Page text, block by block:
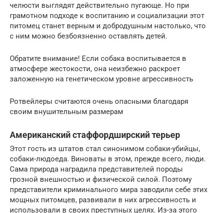
челюсти выглядят действительно пугающе. Но при
грамотном подходе к воспитанию и социализации этот
питомец станет верным и добродушным настолько, что
с ним можно безбоязненно оставлять детей.
Обратите внимание! Если собака воспитывается в
атмосфере жестокости, она неизбежно раскроет
заложенную на генетическом уровне агрессивность
Ротвейлеры считаются очень опасными благодаря
своим внушительным размерам
Американский стаффордширский терьер
Этот гость из штатов стал синонимом собаки-убийцы,
собаки-людоеда. Виноваты в этом, прежде всего, люди.
Сама природа наградила представителей породы
грозной внешностью и физической силой. Поэтому
представители криминального мира заводили себе этих
мощных питомцев, развивали в них агрессивность и
использовали в своих преступных целях. Из-за этого